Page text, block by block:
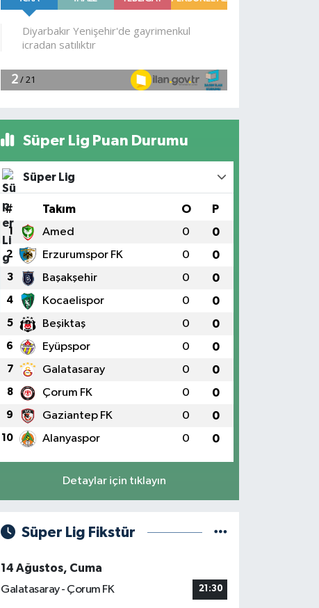
Süper Lig Puan Durumu
Süper Lig
# Takım O P
1 Amed 0 0
2 Erzurumspor FK 0 0
3 Başakşehir 0 0
4 Kocaelispor 0 0
5 Beşiktaş 0 0
6 Eyüpspor 0 0
7 Galatasaray 0 0
8 Çorum FK 0 0
9 Gaziantep FK 0 0
10 Alanyaspor 0 0
Detaylar için tıklayın
Süper Lig Fikstür
14 Ağustos, Cuma
Galatasaray - Çorum FK
21:30